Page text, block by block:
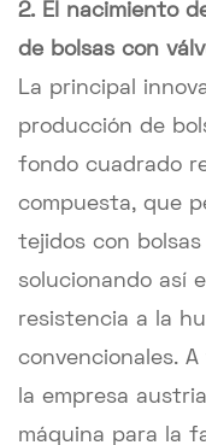
2. El nacimiento
de bolsas con
La principal
producción de
fondo cuadrado
compuesta, que
tejidos con
solucionando así
resistencia a la
convencionales.
la empresa
máquina para la